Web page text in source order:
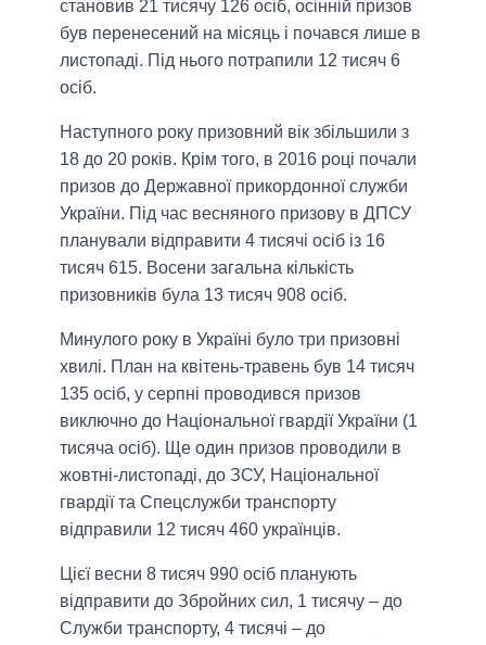
становив 21 тисячу 126 осіб, осінній призов
був перенесений на місяць і почався лише в
листопаді. Під нього потрапили 12 тисяч 6
осіб.
Наступного року призовний вік збільшили з
18 до 20 років. Крім того, в 2016 році почали
призов до Державної прикордонної служби
України. Під час весняного призову в ДПСУ
планували відправити 4 тисячі осіб із 16
тисяч 615. Восени загальна кількість
призовників була 13 тисяч 908 осіб.
Минулого року в Україні було три призовні
хвилі. План на квітень-травень був 14 тисяч
135 осіб, у серпні проводився призов
виключно до Національної гвардії України (1
тисяча осіб). Ще один призов проводили в
жовтні-листопаді, до ЗСУ, Національної
гвардії та Спецслужби транспорту
відправили 12 тисяч 460 українців.
Цієї весни 8 тисяч 990 осіб планують
відправити до Збройних сил, 1 тисячу – до
Служби транспорту, 4 тисячі – до